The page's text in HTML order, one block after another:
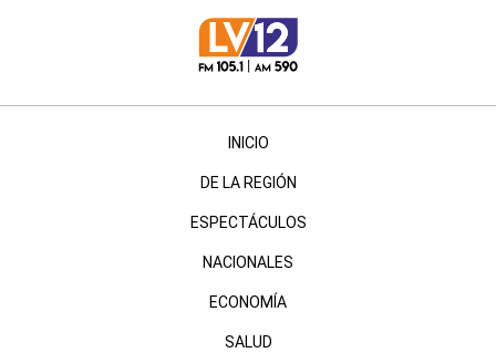
INICIO
DE LA REGIÓN
ESPECTÁCULOS
NACIONALES
ECONOMÍA
SALUD